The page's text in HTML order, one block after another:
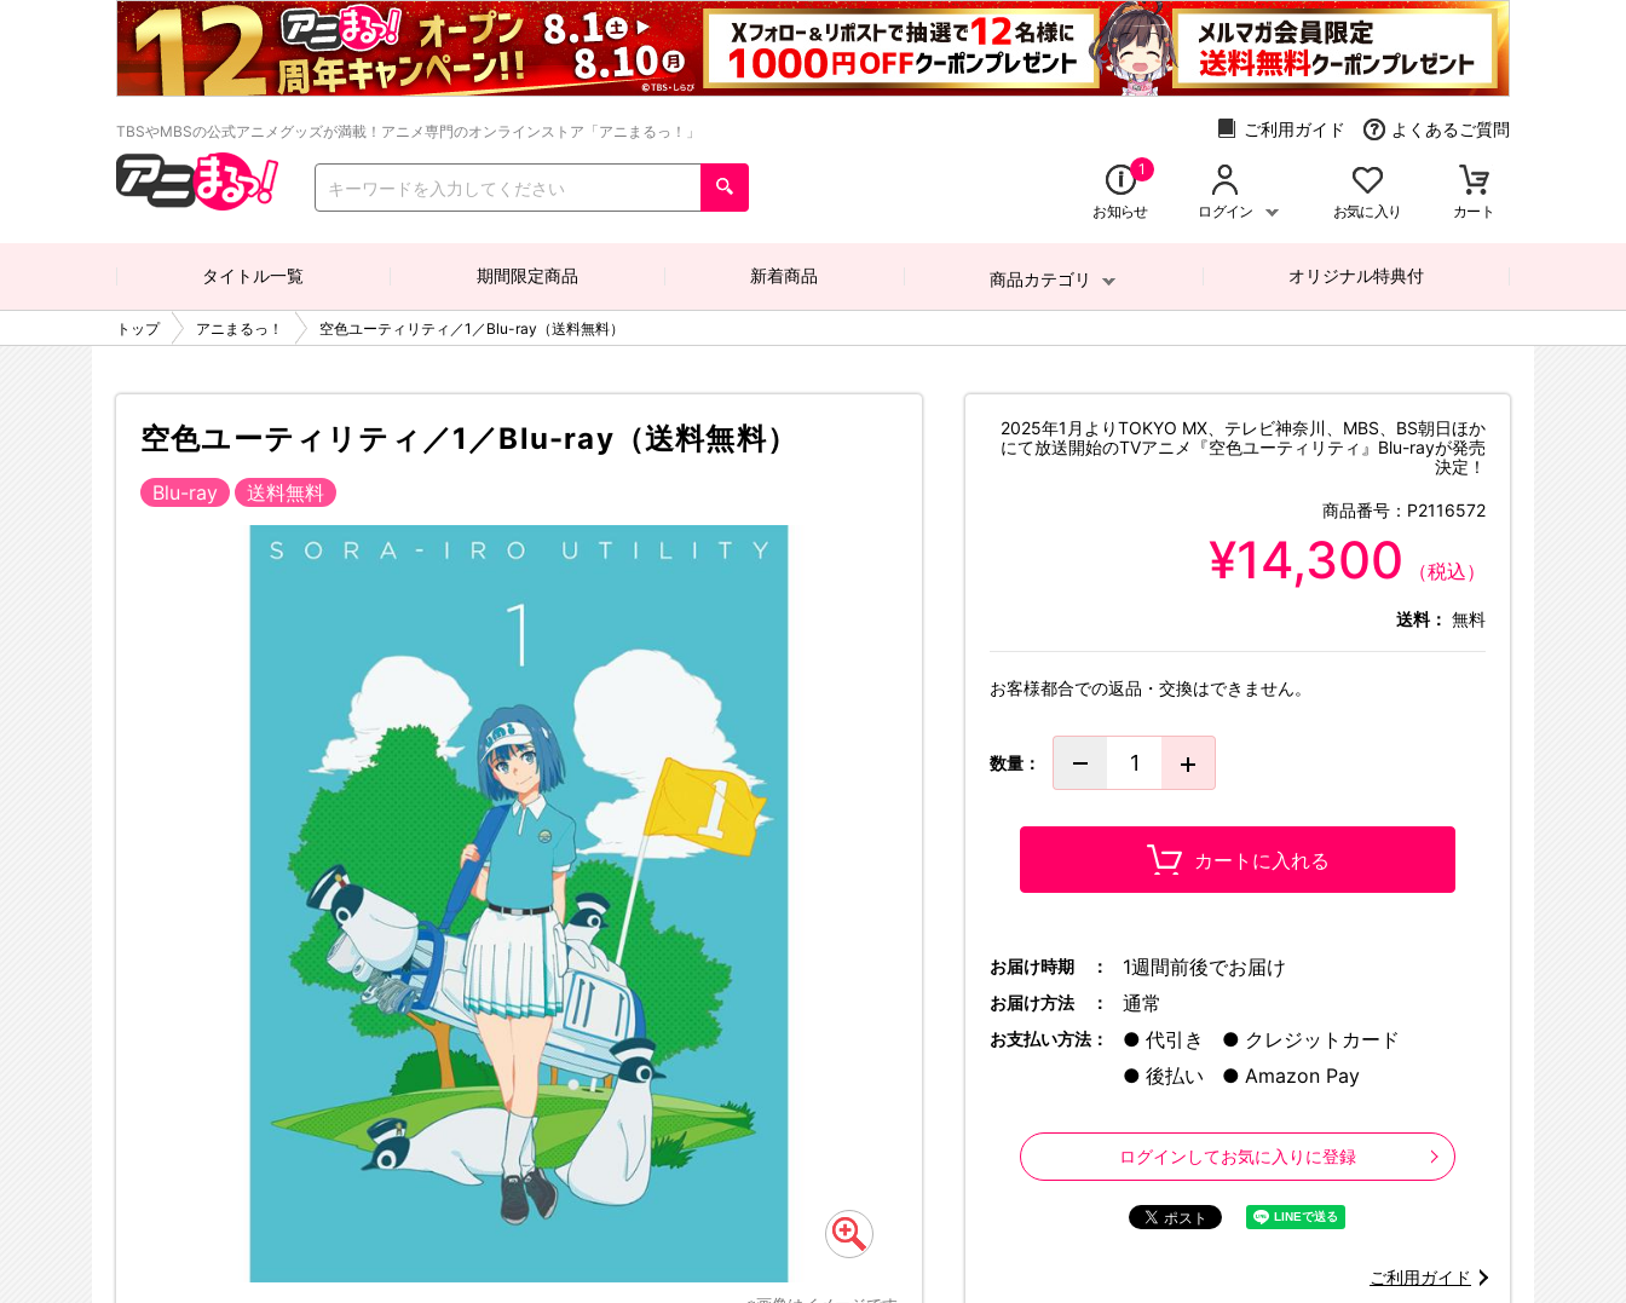
TBSやMBSの公式アニメグッズが満載！アニメ専門のオンラインストア「アニまるっ！」 ご利用ガイド よくあるご質問
1
お知らせ ログイン お気に入り カート
タイトル一覧 期間限定商品 新着商品 商品カテゴリ オリジナル特典付
トップ アニまるっ！ 空色ユーティリティ／1／Blu-ray（送料無料）
空色ユーティリティ／1／Blu-ray（送料無料）
Blu-ray 送料無料
2025年1月よりTOKYO MX、テレビ神奈川、MBS、BS朝日ほか
にて放送開始のTVアニメ『空色ユーティリティ』Blu-rayが発売
決定！
商品番号： P2116572
¥14,300 （税込）
送料： 無料
お客様都合での返品・交換はできません。
数量：
カートに入れる
お届け時期 ： 1週間前後でお届け
お届け方法 ： 通常
お支払い方法： 代引き
クレジットカード
後払い
Amazon Pay
ログインしてお気に入りに登録
ご利用ガイド